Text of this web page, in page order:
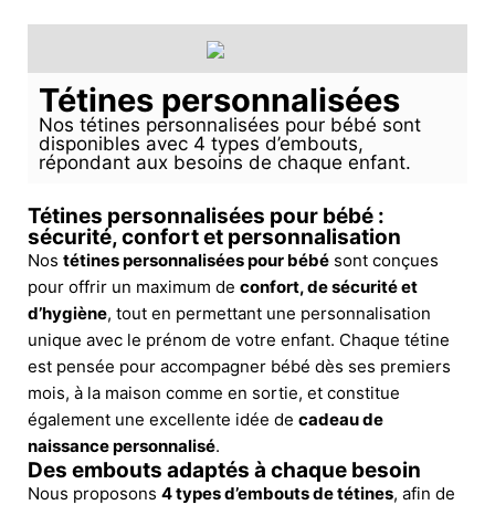
Tétines personnalisées
Nos tétines personnalisées pour bébé sont
disponibles avec 4 types d’embouts,
répondant aux besoins de chaque enfant.
Tétines personnalisées pour bébé :
sécurité, confort et personnalisation
Nos tétines personnalisées pour bébé sont conçues
pour offrir un maximum de confort, de sécurité et
d’hygiène, tout en permettant une personnalisation
unique avec le prénom de votre enfant. Chaque tétine
est pensée pour accompagner bébé dès ses premiers
mois, à la maison comme en sortie, et constitue
également une excellente idée de cadeau de
naissance personnalisé.
Des embouts adaptés à chaque besoin
Nous proposons 4 types d’embouts de tétines, afin de